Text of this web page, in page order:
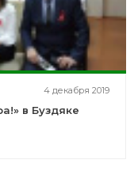
4 декабря 2019
в Буздяке